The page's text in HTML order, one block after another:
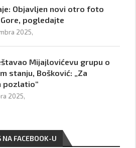
Objavljen novi otro foto
pogledajte
2025,
Mijajlovićevu grupu o
stanju, Bošković: „Za
pozlatio“
2025,
NA FACEBOOK-U